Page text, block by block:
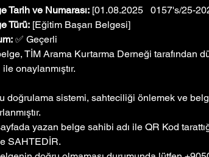
Tarih ve Numarası: [01.08.2025   0157's/25-
Türü: [Eğitim Başarı Belgesi]
✅ Geçerli
TİM Arama Kurtarma Derneği tarafından
ile onaylanmıştır.
doğrulama sistemi, sahteciliği önlemek ve
yazan belge sahibi adı ile QR Kod
SAHTEDİR.